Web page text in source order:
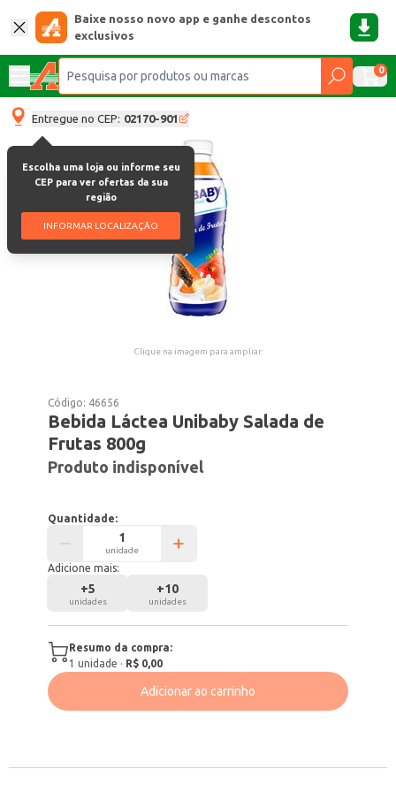
Baixe nosso novo app e ganhe descontos
exclusivos
0
Entregue no CEP: 02170-901
Escolha uma loja ou informe seu
CEP para ver ofertas da sua
região
INFORMAR LOCALIZAÇÃO
Clique na imagem para ampliar.
Código: 46656
Bebida Láctea Unibaby Salada de
Frutas 800g
Produto indisponível
Quantidade:
unidade
Adicione mais:
+5
unidades
+10
unidades
Resumo da compra:
1 unidade · R$ 0,00
Adicionar ao carrinho